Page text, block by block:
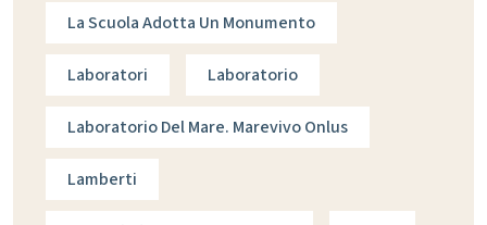
La Scuola Adotta Un Monumento
Laboratori Laboratorio
Laboratorio Del Mare. Marevivo Onlus
Lamberti